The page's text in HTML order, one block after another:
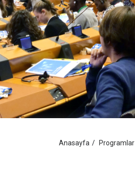
Anasayfa Programlar